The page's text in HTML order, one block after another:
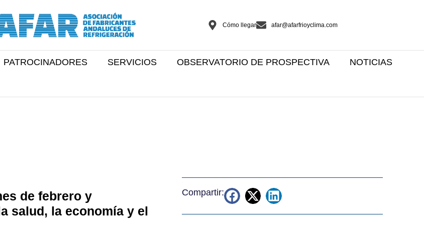
Cómo llegar afar@afarfrioyclima.com
PATROCINADORES SERVICIOS OBSERVATORIO DE PROSPECTIVA NOTICIAS
de febrero y
salud, la economía y el
Compartir: